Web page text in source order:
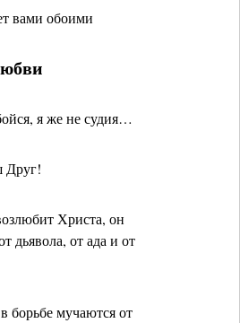
вами обоими
я же не судия…
Друг!
Христа, он
дьявола, от ада и от
борьбе мучаются от